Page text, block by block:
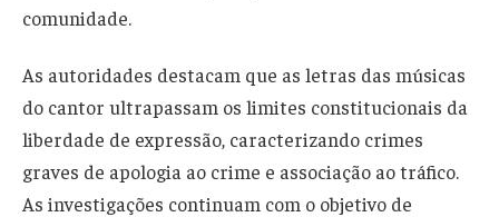
comunidade.
As autoridades destacam que as letras das músicas
do cantor ultrapassam os limites constitucionais da
liberdade de expressão, caracterizando crimes
graves de apologia ao crime e associação ao tráfico.
As investigações continuam com o objetivo de